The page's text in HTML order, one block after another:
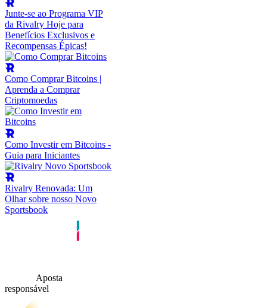
Junte-se ao Programa VIP
da Rivalry Hoje para
Benefícios Exclusivos e
Recompensas Épicas!
Como Comprar Bitcoins |
Aprenda a Comprar
Criptomoedas
Como Investir em Bitcoins -
Guia para Iniciantes
Rivalry Renovada: Um
Olhar sobre nosso Novo
Sportsbook
Aposta
responsável